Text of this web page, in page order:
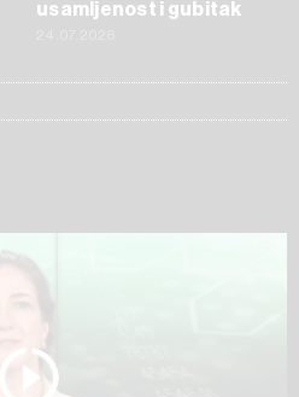
usamljenost i gubitak